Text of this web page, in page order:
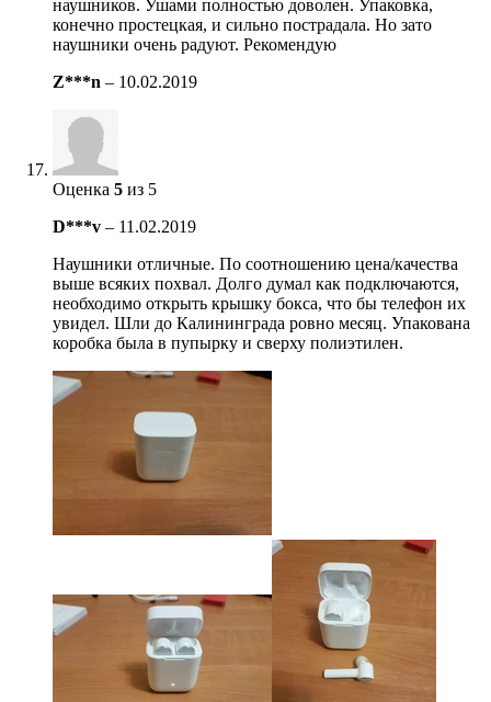
наушников. Ушами полностью доволен. Упаковка,
конечно простецкая, и сильно пострадала. Но зато
наушники очень радуют. Рекомендую
Z***n – 10.02.2019
Оценка 5 из 5
D***v – 11.02.2019
Наушники отличные. По соотношению цена/качества
выше всяких похвал. Долго думал как подключаются,
необходимо открыть крышку бокса, что бы телефон их
увидел. Шли до Калининграда ровно месяц. Упакована
коробка была в пупырку и сверху полиэтилен.